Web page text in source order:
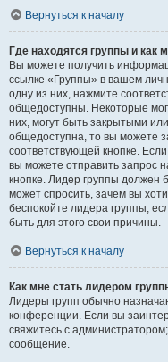
Вернуться к началу
Где находятся группы и как
Вы можете получить
ссылке «Группы» в вашем
одну из них, нажмите
общедоступны. Некоторые
них, могут быть закрытыми
общедоступна, то вы можете
соответствующей кнопке.
вы можете отправить запрос
кнопке. Лидер группы должен
может спросить, зачем вы
беспокойте лидера группы,
быть для этого свои причины.
Вернуться к началу
Как мне стать лидером
Лидеры групп обычно
конференции. Если вы
свяжитесь с
сообщение.